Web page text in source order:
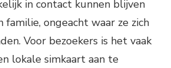
in contact kunnen blijven
familie, ongeacht waar ze zich
Voor bezoekers is het vaak
lokale simkaart aan te